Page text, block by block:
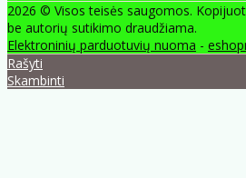
2026 © Visos teisės saugomos.
be autorių sutikimo draudžiama.
Elektroninių parduotuvių nuoma -
Rašyti
Skambinti